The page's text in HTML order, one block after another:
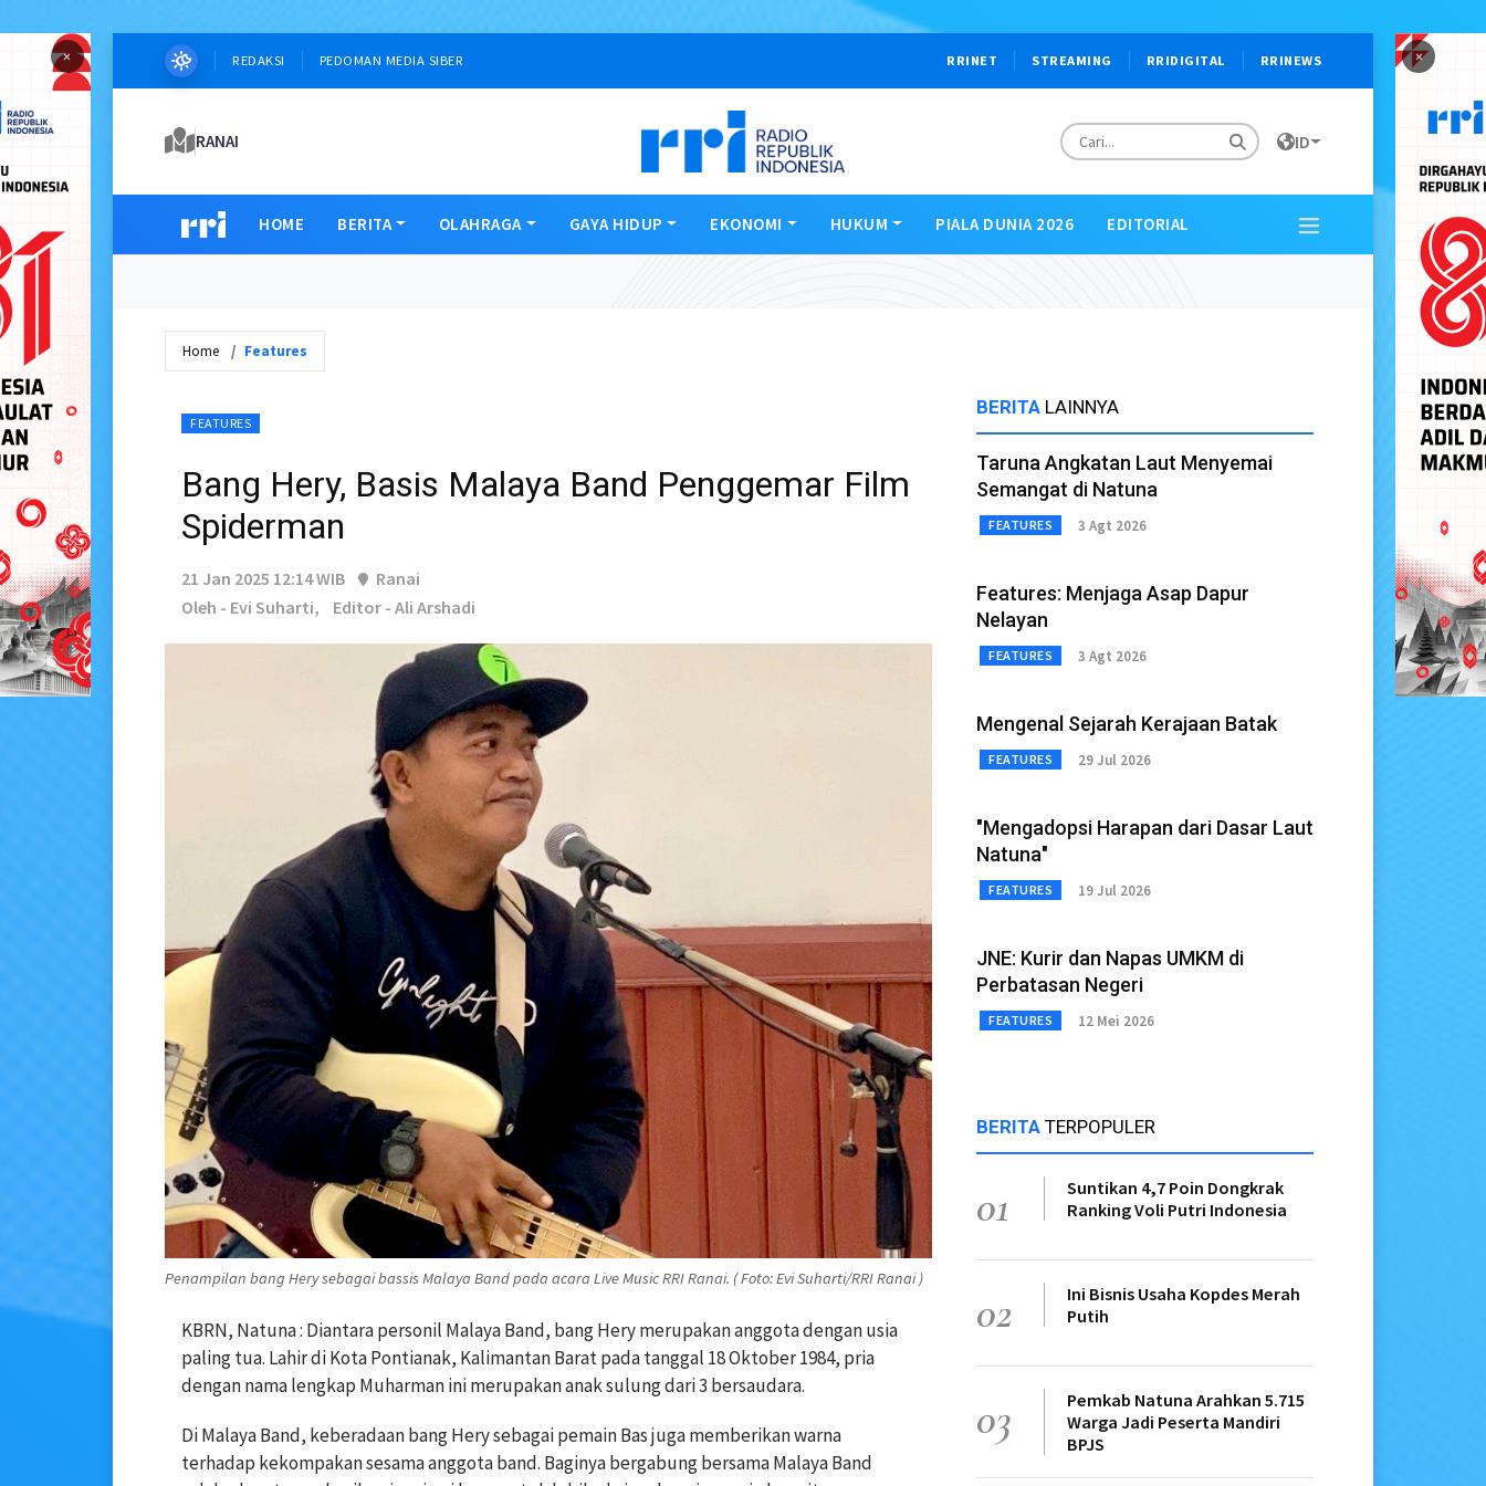
× ×
REDAKSI PEDOMAN MEDIA SIBER RRINET STREAMING RRIDIGITAL RRINEWS
RANAI ID
HOME BERITA OLAHRAGA GAYA HIDUP EKONOMI HUKUM PIALA DUNIA 2026 EDITORIAL
Home Features
FEATURES
Bang Hery, Basis Malaya Band Penggemar Film
Spiderman
21 Jan 2025 12:14 WIB
Ranai
Oleh - Evi Suharti,
Editor - Ali Arshadi
Penampilan bang Hery sebagai bassis Malaya Band pada acara Live Music RRI Ranai. ( Foto: Evi Suharti/RRI Ranai )
KBRN, Natuna : Diantara personil Malaya Band, bang Hery merupakan anggota dengan usia
paling tua. Lahir di Kota Pontianak, Kalimantan Barat pada tanggal 18 Oktober 1984, pria
dengan nama lengkap Muharman ini merupakan anak sulung dari 3 bersaudara.
Di Malaya Band, keberadaan bang Hery sebagai pemain Bas juga memberikan warna
terhadap kekompakan sesama anggota band. Baginya bergabung bersama Malaya Band
BERITA LAINNYA
Taruna Angkatan Laut Menyemai
Semangat di Natuna
FEATURES 3 Agt 2026
Features: Menjaga Asap Dapur
Nelayan
FEATURES 3 Agt 2026
Mengenal Sejarah Kerajaan Batak
FEATURES 29 Jul 2026
"Mengadopsi Harapan dari Dasar Laut
Natuna"
FEATURES 19 Jul 2026
JNE: Kurir dan Napas UMKM di
Perbatasan Negeri
FEATURES 12 Mei 2026
BERITA TERPOPULER
01
Suntikan 4,7 Poin Dongkrak
Ranking Voli Putri Indonesia
02
Ini Bisnis Usaha Kopdes Merah
Putih
03
Pemkab Natuna Arahkan 5.715
Warga Jadi Peserta Mandiri
BPJS